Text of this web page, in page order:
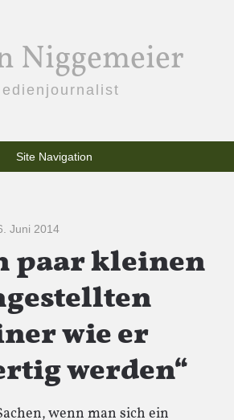
Niggemeier
Site Navigation
Juni 2014
paar kleinen
wie er
werden“
wenn man sich ein